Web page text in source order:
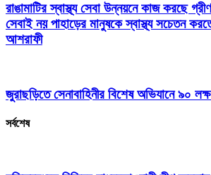
রাঙামাটির স্বাস্থ্য সেবা উন্নয়নে কাজ করছে
সেবাই নয় পাহাড়ের মানুষকে স্বাস্থ্য সচেতন
আশরাফী
জুরাছড়িতে সেনাবাহিনীর বিশেষ অভিযানে ৯০
সর্বশেষ